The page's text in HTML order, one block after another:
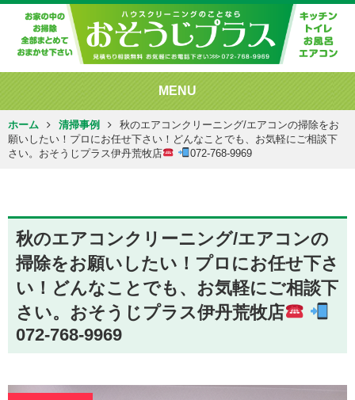
MENU
ホーム 清掃事例
秋のエアコンクリーニング/エアコンの掃除をお
願いしたい！プロにお任せ下さい！どんなことでも、お気軽にご相談下
さい。おそうじプラス伊丹荒牧店
072-768-9969
秋のエアコンクリーニング/エアコンの
掃除をお願いしたい！プロにお任せ下さ
い！どんなことでも、お気軽にご相談下
さい。おそうじプラス伊丹荒牧店
072-768-9969